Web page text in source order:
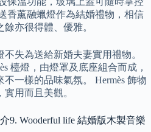
香薰融蠟燈作為結婚禮物，相信
亦很得體、優雅。
失為送給新婚夫妻實用禮物。
檯燈，由燈罩及底座組合而成，
一樣的品味氣氛。 Hermès 飾物
用而且美觀。
9. Wooderful life 結婚版木製音樂